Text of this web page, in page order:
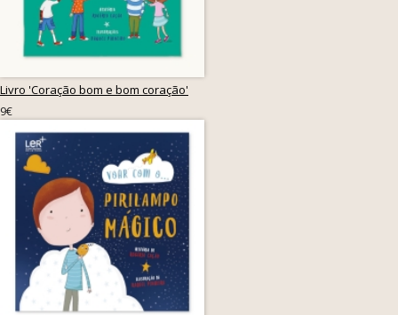
Livro 'Coração bom e bom coração'
9€